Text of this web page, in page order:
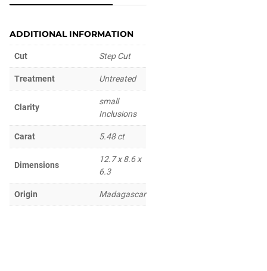
ADDITIONAL INFORMATION
Cut Step Cut
Treatment Untreated
Clarity
small
Inclusions
Carat 5.48 ct
Dimensions
12.7 x 8.6 x
6.3
Origin Madagascar